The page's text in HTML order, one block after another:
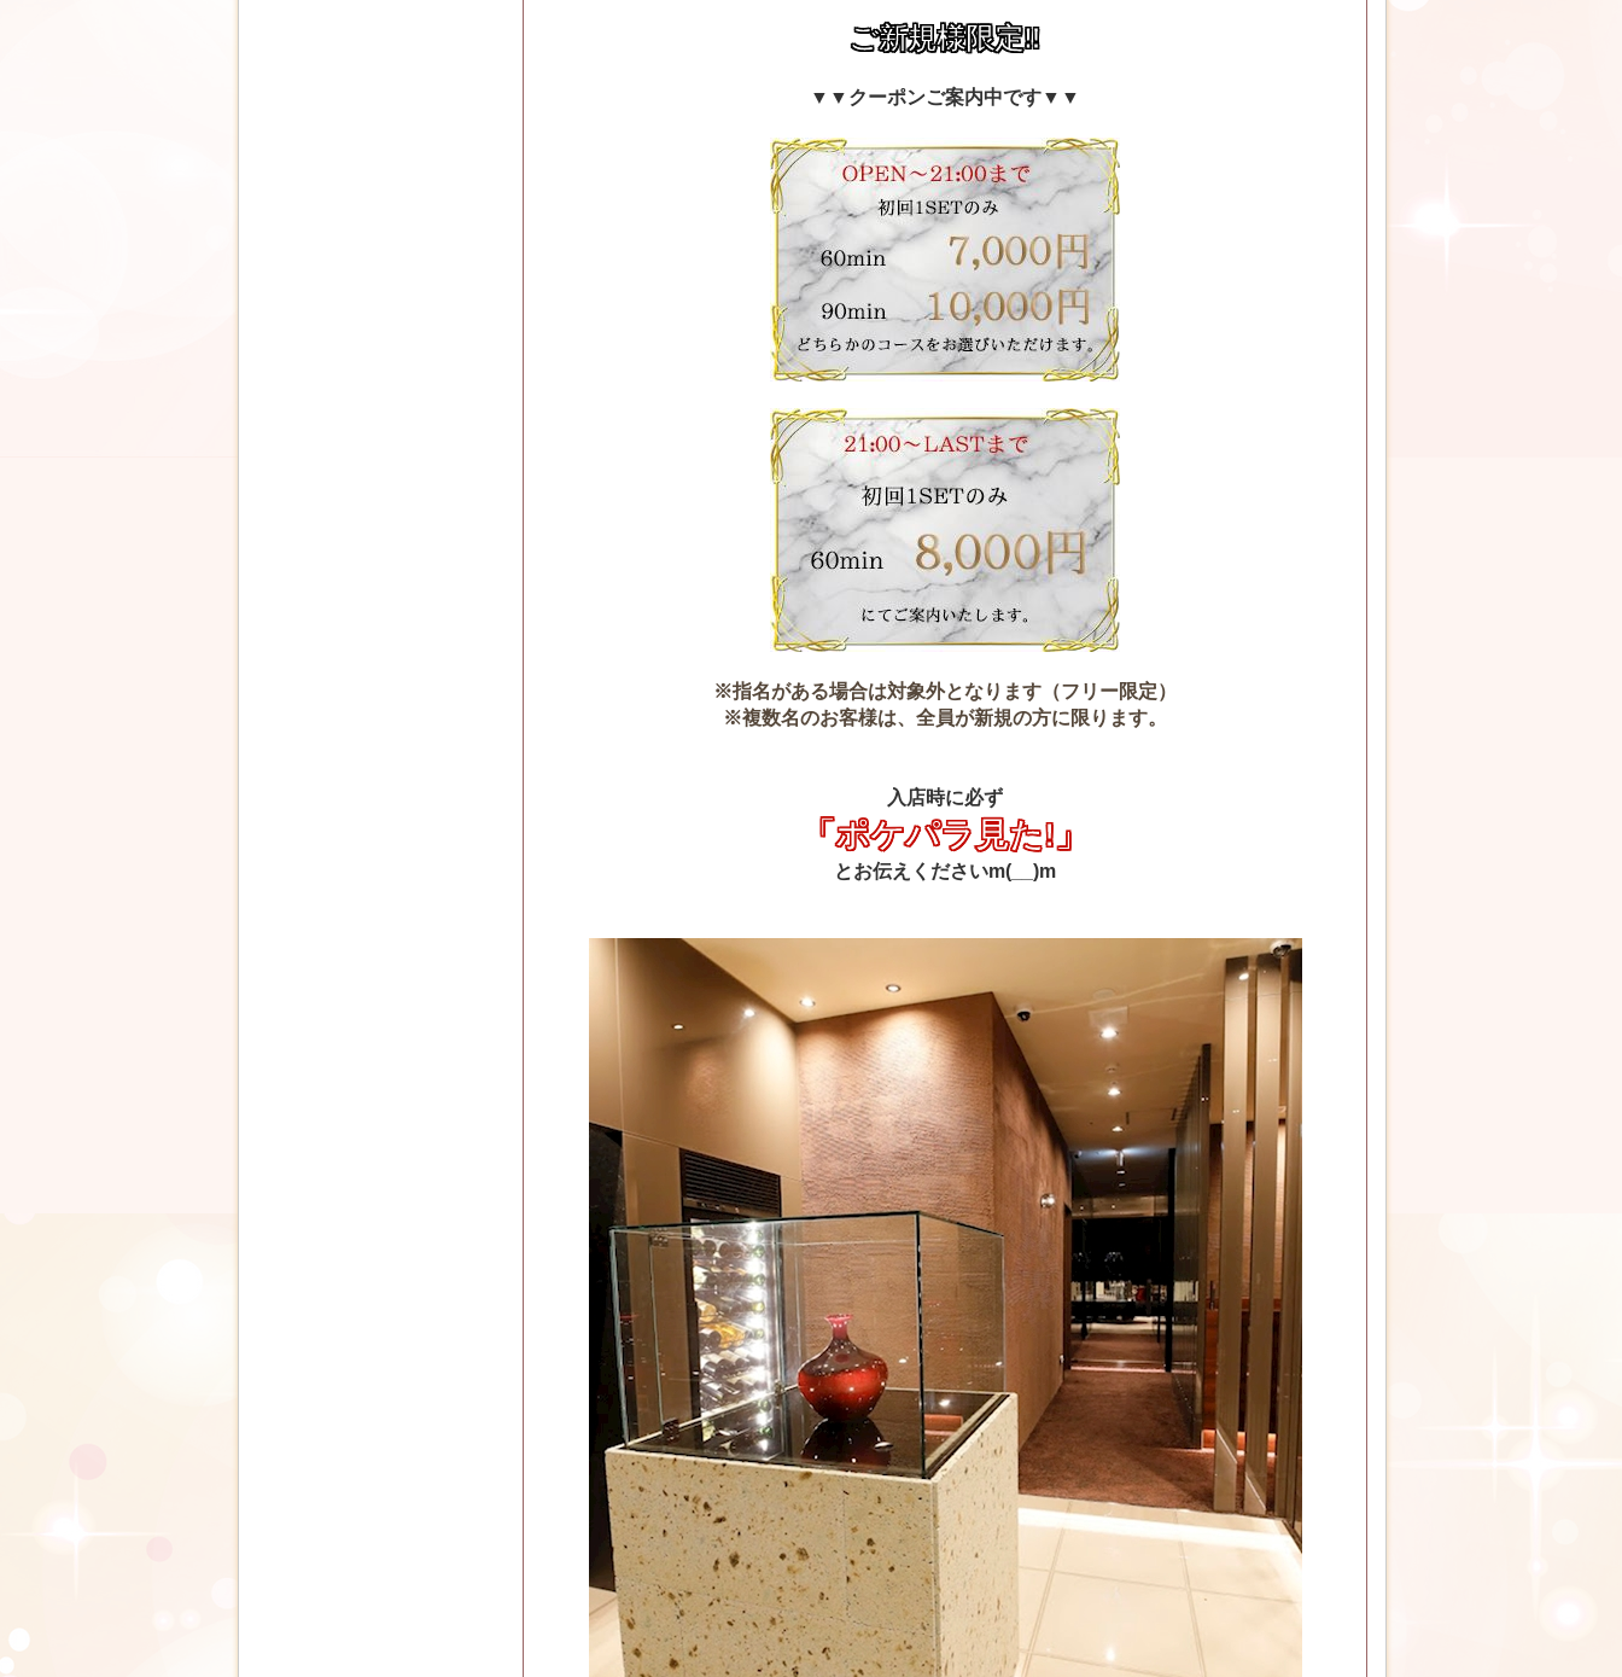
ご新規様限定‼
▼▼クーポンご案内中です▼▼
※指名がある場合は対象外となります（フリー限定）
※複数名のお客様は、全員が新規の方に限ります。
入店時に必ず
「ポケパラ見た!」
とお伝えくださいm(__)m